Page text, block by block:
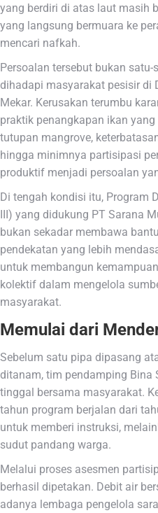
yang berdiri di atas laut masih
yang langsung bermuara ke
mencari nafkah.
Persoalan tersebut bukan
dihadapi masyarakat pesisir di
Mekar. Kerusakan terumbu
praktik penangkapan ikan
tutupan mangrove,
hingga minimnya partisipasi
produktif menjadi persoalan
Di tengah kondisi itu, Program
III) yang didukung PT Sarana
bukan sekadar membawa
pendekatan yang lebih
untuk membangun
kolektif dalam mengelola
masyarakat.
Memulai dari
Sebelum satu pipa dipasang
ditanam, tim pendamping Bina
tinggal bersama masyarakat.
tahun program berjalan dari
untuk memberi instruksi,
sudut pandang warga.
Melalui proses asesmen
berhasil dipetakan. Debit air
adanya lembaga pengelola